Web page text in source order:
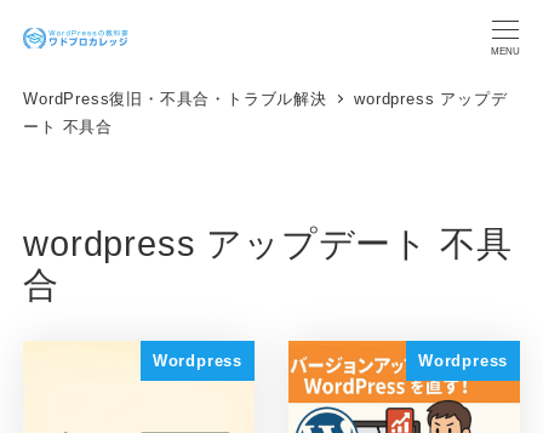
MENU
WordPress復旧・不具合・トラブル解決
wordpress アップデ
ート 不具合
wordpress アップデート 不具
合
Wordpress Wordpress